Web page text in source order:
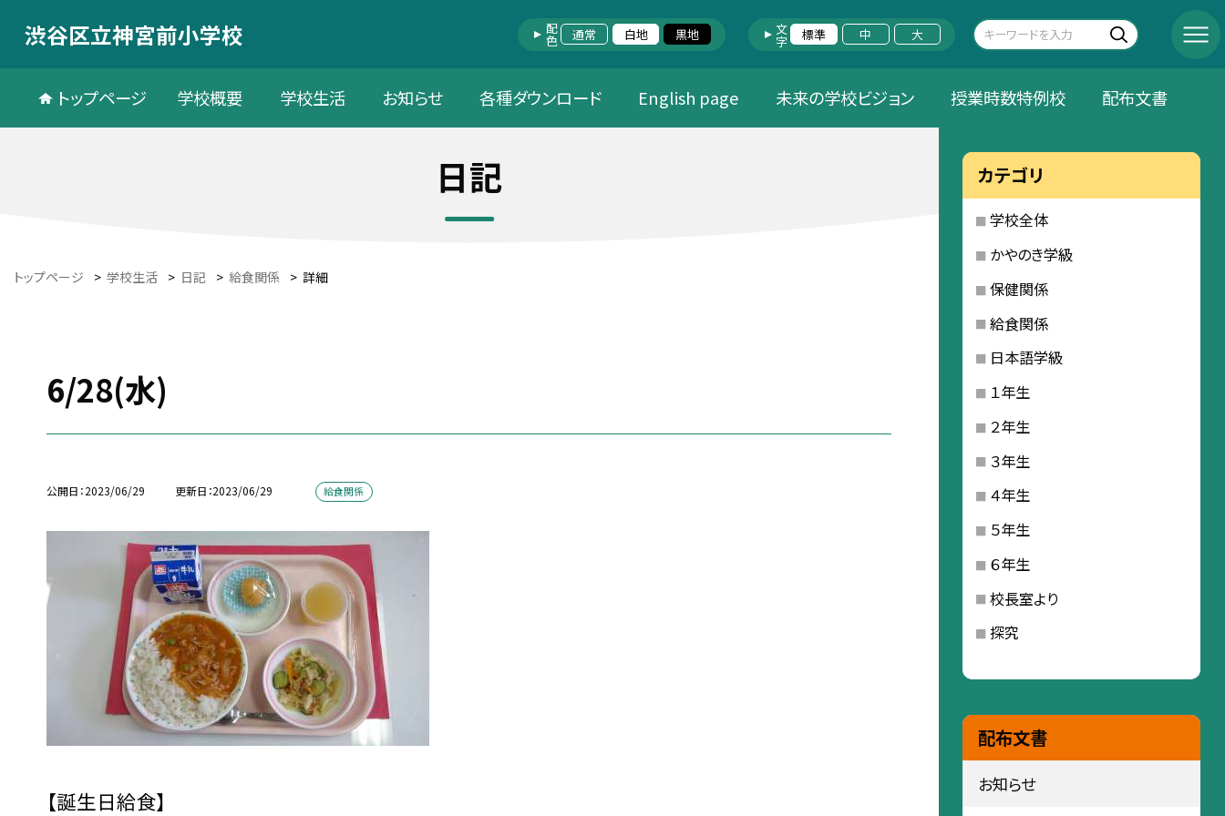
渋谷区立神宮前小学校 配色 通常 白地 黒地 文字 標準 中 大
トップページ 学校概要 学校生活 お知らせ 各種ダウンロード English page 未来の学校ビジョン 授業時数特例校 配布文書
日記
トップページ > 学校生活 > 日記 > 給食関係 > 詳細
6/28(水)
公開日 2023/06/29 更新日 2023/06/29 給食関係
【誕生日給食】
カテゴリ
学校全体
かやのき学級
保健関係
給食関係
日本語学級
１年生
２年生
３年生
４年生
５年生
６年生
校長室より
探究
配布文書
お知らせ